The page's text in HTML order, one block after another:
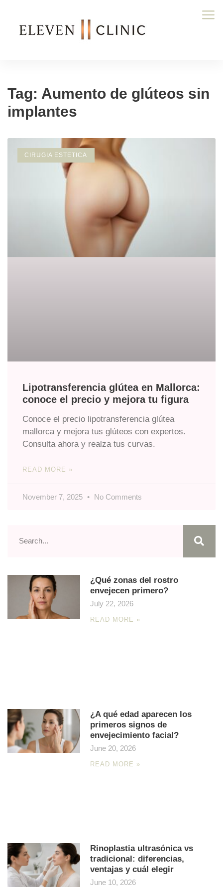
Tag: Aumento de glúteos sin
implantes
CIRUGIA ESTETICA
Lipotransferencia glútea en Mallorca:
conoce el precio y mejora tu figura
Conoce el precio lipotransferencia glútea
mallorca y mejora tus glúteos con expertos.
Consulta ahora y realza tus curvas.
READ MORE »
November 7, 2025 No Comments
¿Qué zonas del rostro
envejecen primero?
July 22, 2026
READ MORE »
¿A qué edad aparecen los
primeros signos de
envejecimiento facial?
June 20, 2026
READ MORE »
Rinoplastia ultrasónica vs
tradicional: diferencias,
ventajas y cuál elegir
June 10, 2026